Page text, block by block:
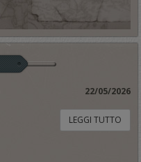
22/05/2026
LEGGI TUTTO